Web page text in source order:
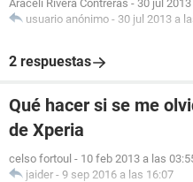
Araceli Rivera Contreras - 30 jul
usuario anónimo - 30 jul 2013 a
2 respuestas
Qué hacer si se me
de Xperia
celso fortoul - 10 feb 2013 a las
jaider - 9 sep 2016 a las 16:07